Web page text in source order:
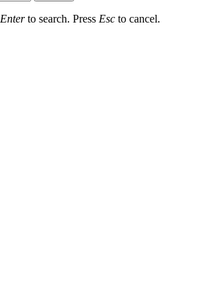
Enterto search. Press Esc to cancel.